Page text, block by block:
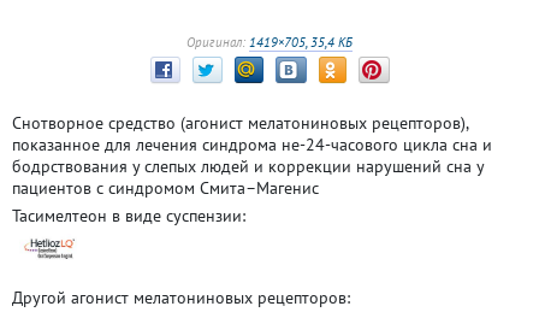
Оригинал: 1419×705, 35,4 КБ
Снотворное средство (агонист мелатониновых рецепторов),
показанное для лечения синдрома не-24-часового цикла сна и
бодрствования у слепых людей и коррекции нарушений сна у
пациентов с синдромом Смита–Магенис
Тасимелтеон в виде суспензии:
Другой агонист мелатониновых рецепторов: